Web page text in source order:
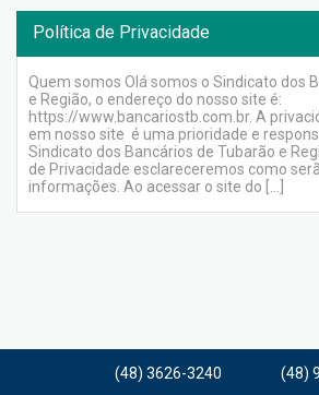
Política de Privacidade
Quem somos Olá somos o Sindicato dos
e Região, o endereço do nosso site é:
https://www.bancariostb.com.br. A
em nosso site é uma prioridade e
Sindicato dos Bancários de Tubarão e
de Privacidade esclareceremos como
informações. Ao acessar o site do […]
(48) 3626-3240 (48)